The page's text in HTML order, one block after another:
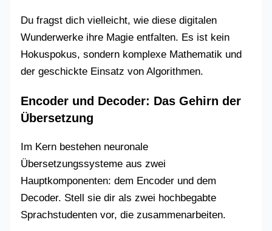
Du fragst dich vielleicht, wie diese digitalen
Wunderwerke ihre Magie entfalten. Es ist kein
Hokuspokus, sondern komplexe Mathematik und
der geschickte Einsatz von Algorithmen.
Encoder und Decoder: Das Gehirn der
Übersetzung
Im Kern bestehen neuronale
Übersetzungssysteme aus zwei
Hauptkomponenten: dem Encoder und dem
Decoder. Stell sie dir als zwei hochbegabte
Sprachstudenten vor, die zusammenarbeiten.